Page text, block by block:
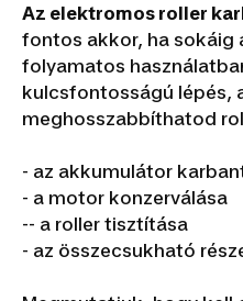
Az elektromos roller
fontos akkor, ha sokáig
folyamatos
kulcsfontosságú lépés,
meghosszabbíthatod
- az akkumulátor
- a motor konzerválása
-- a roller tisztítása
- az összecsukható